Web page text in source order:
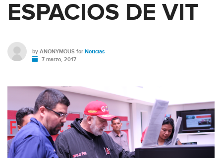
ESPACIOS DE VIT
by ANONYMOUS for Noticias
7 marzo, 2017